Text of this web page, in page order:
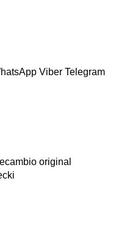
Viber Telegram
original